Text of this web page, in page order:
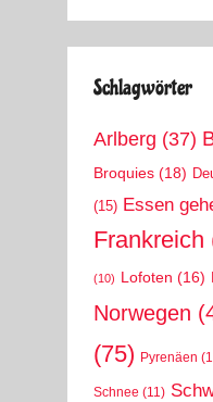
Schlagwörter
Arlberg (37)
Broquies (18)
(15) Essen
Frankreich
(10) Lofoten (16)
Norwegen
(75) Pyrenäen
Schnee (11)